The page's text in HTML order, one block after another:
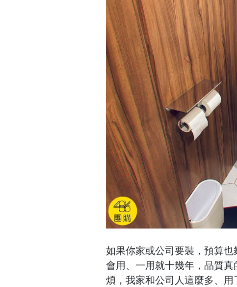
如果你家或公司要裝，預算
會用、一用就十幾年，品質
煩，我家和公司人這麼多、